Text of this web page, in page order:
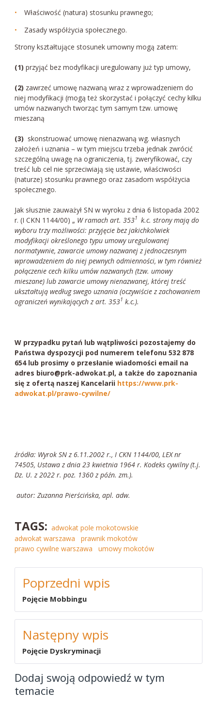
Właściwość (natura) stosunku prawnego;
Zasady współżycia społecznego.
Strony kształtujące stosunek umowny mogą zatem:
(1) przyjąć bez modyfikacji uregulowany już typ umowy,
(2) zawrzeć umowę nazwaną wraz z wprowadzeniem do
niej modyfikacji (mogą też skorzystać i połączyć cechy kilku
umów nazwanych tworząc tym samym tzw. umowę
mieszaną
(3) skonstruować umowę nienazwaną wg. własnych
założeń i uznania – w tym miejscu trzeba jednak zwrócić
szczególną uwagę na ograniczenia, tj. zweryfikować, czy
treść lub cel nie sprzeciwiają się ustawie, właściwości
(naturze) stosunku prawnego oraz zasadom współżycia
społecznego.
Jak słusznie zauważył SN w wyroku z dnia 6 listopada 2002
r. (I CKN 1144/00) „ W ramach art. 3531 k.c. strony mają do
wyboru trzy możliwości: przyjęcie bez jakichkolwiek
modyfikacji określonego typu umowy uregulowanej
normatywnie, zawarcie umowy nazwanej z jednoczesnym
wprowadzeniem do niej pewnych odmienności, w tym również
połączenie cech kilku umów nazwanych (tzw. umowy
mieszane) lub zawarcie umowy nienazwanej, której treść
ukształtują według swego uznania (oczywiście z zachowaniem
ograniczeń wynikających z art. 3531 k.c.).
W przypadku pytań lub wątpliwości pozostajemy do
Państwa dyspozycji pod numerem telefonu 532 878
654 lub prosimy o przesłanie wiadomości email na
adres biuro@prk-adwokat.pl, a także do zapoznania
się z ofertą naszej Kancelarii https://www.prk-
adwokat.pl/prawo-cywilne/
źródła: Wyrok SN z 6.11.2002 r., I CKN 1144/00, LEX nr
74505, Ustawa z dnia 23 kwietnia 1964 r. Kodeks cywilny (t.j.
Dz. U. z 2022 r. poz. 1360 z późn. zm.).
autor: Zuzanna Pierścińska, apl. adw.
TAGS: adwokat pole mokotowskie
adwokat warszawa
prawnik mokotów
prawo cywilne warszawa
umowy mokotów
NAWIGACJA
WPISU
Poprzedni wpis
Pojęcie Mobbingu
Następny wpis
Pojęcie Dyskryminacji
Dodaj swoją odpowiedź w tym
temacie